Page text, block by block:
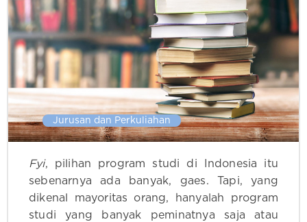
Jurusan dan Perkuliahan
Fyi, pilihan program studi di Indonesia itu
sebenarnya ada banyak, gaes. Tapi, yang
dikenal mayoritas orang, hanyalah program
studi yang banyak peminatnya saja atau